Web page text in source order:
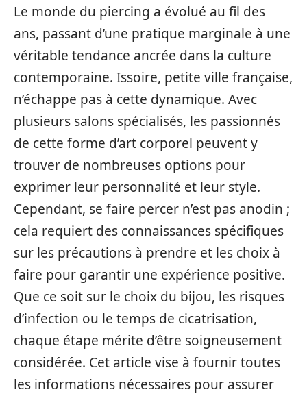
Le monde du piercing a évolué au fil des
ans, passant d’une pratique marginale à une
véritable tendance ancrée dans la culture
contemporaine. Issoire, petite ville française,
n’échappe pas à cette dynamique. Avec
plusieurs salons spécialisés, les passionnés
de cette forme d’art corporel peuvent y
trouver de nombreuses options pour
exprimer leur personnalité et leur style.
Cependant, se faire percer n’est pas anodin ;
cela requiert des connaissances spécifiques
sur les précautions à prendre et les choix à
faire pour garantir une expérience positive.
Que ce soit sur le choix du bijou, les risques
d’infection ou le temps de cicatrisation,
chaque étape mérite d’être soigneusement
considérée. Cet article vise à fournir toutes
les informations nécessaires pour assurer